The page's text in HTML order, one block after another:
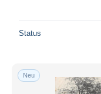
Status
Neu